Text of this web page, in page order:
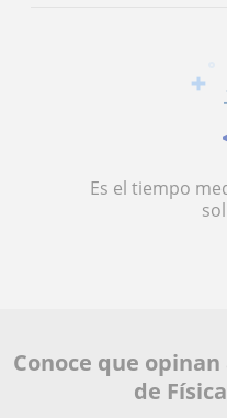
Es el tiempo
Conoce que
de